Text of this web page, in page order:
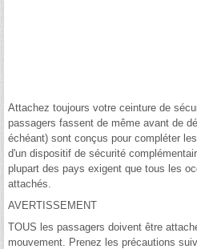
Attachez toujours votre ceinture de
passagers fassent de même avant de
échéant) sont conçus pour compléter
d'un dispositif de sécurité
plupart des pays exigent que tous les
attachés.
AVERTISSEMENT
TOUS les passagers doivent être
mouvement. Prenez les précautions